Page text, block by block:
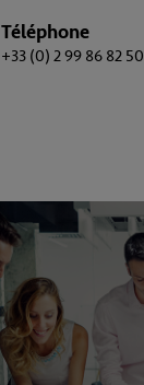
Téléphone
+33 (0) 2 99 86 82 50